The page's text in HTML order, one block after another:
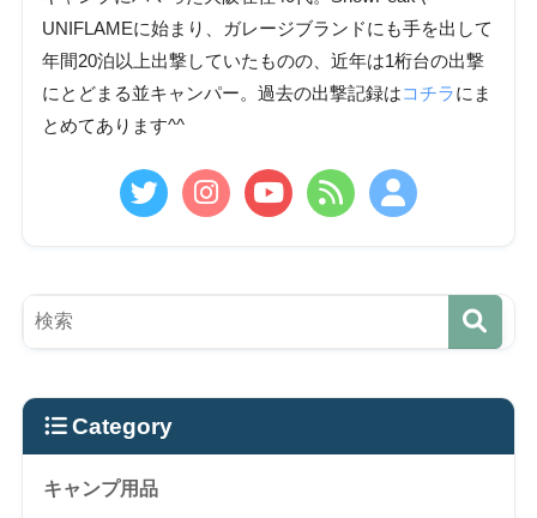
UNIFLAMEに始まり、ガレージブランドにも手を出して
年間20泊以上出撃していたものの、近年は1桁台の出撃
にとどまる並キャンパー。過去の出撃記録はコチラにま
とめてあります^^
Category
キャンプ用品